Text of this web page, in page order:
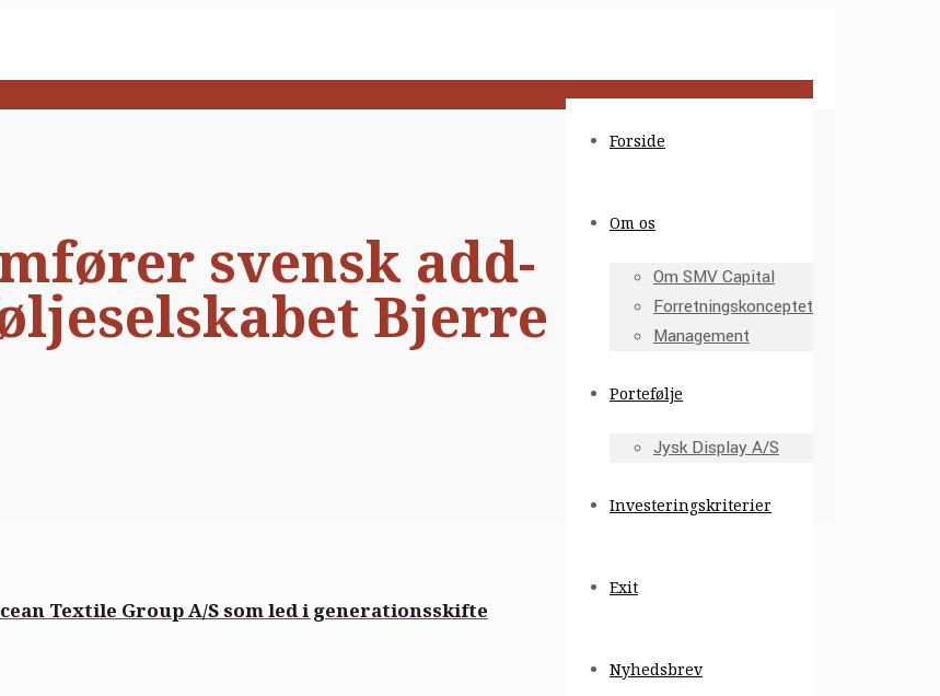
Forside
Om os
Om SMV Capital
Forretningskonceptet
Management
Portefølje
Jysk Display A/S
Investeringskriterier
Exit
Nyhedsbrev
svensk add-
Bjerre
Textile Group A/S som led i generationsskifte